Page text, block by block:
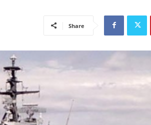
Share